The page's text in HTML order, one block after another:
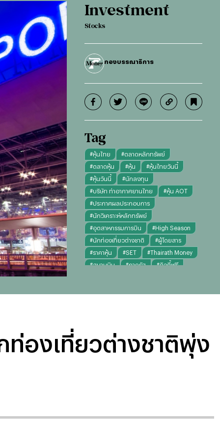
Investment
Stocks
กองบรรณาธิการ
Tag
#หุ้นไทย #ตลาดหลักทรัพย์
#ตลาดหุ้น #หุ้น #หุ้นไทยวันนี้
#หุ้นวันนี้ #นักลงทุน
#บริษัท ท่าอากาศยานไทย #หุ้น AOT
#ประกาศผลประกอบการ
#นักวิเคราะห์หลักทรัพย์
#อุตสาหกรรมการบิน #High Season
#นักท่องเที่ยวต่างชาติ #ผู้โดยสาร
#ราคาหุ้น #SET #Thairath Money
#สนามบิน #ภาครัฐ #ดิวตี้ฟรี
ท่องเที่ยวต่างชาติพุ่ง